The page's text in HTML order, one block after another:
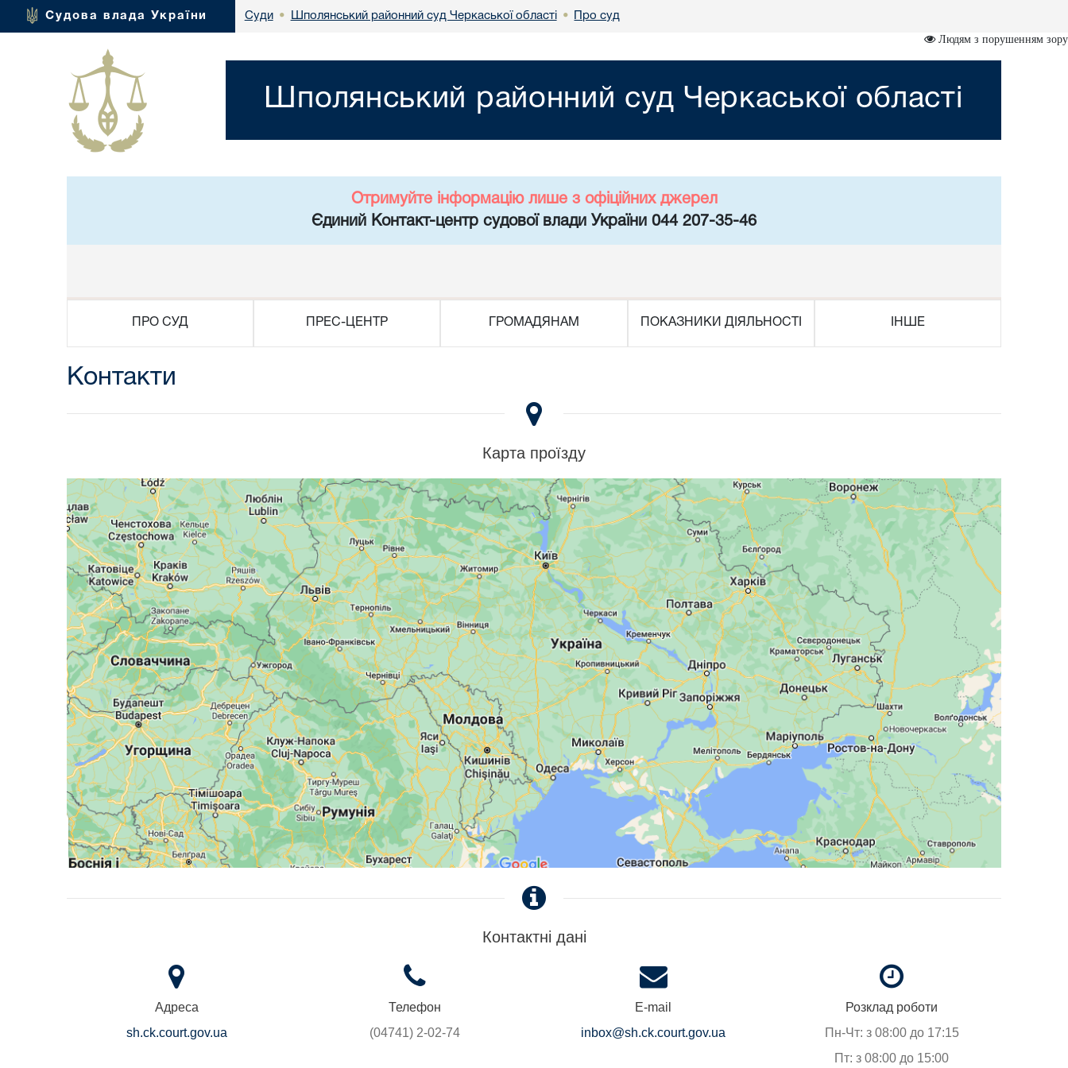
Судова влада України Суди • Шполянський районний суд Черкаської області • Про суд
Людям з порушенням зору
Шполянський районний суд Черкаської області
Отримуйте інформацію лише з офіційних джерел
Єдиний Контакт-центр судової влади України 044 207-35-46
ПРО СУД ПРЕС-ЦЕНТР ГРОМАДЯНАМ ПОКАЗНИКИ ДІЯЛЬНОСТІ ІНШЕ
Контакти
Карта проїзду
Контактні дані
Адреса
sh.ck.court.gov.ua
Телефон
(04741) 2-02-74
E-mail
inbox@sh.ck.court.gov.ua
Розклад роботи
Пн-Чт: з 08:00 до 17:15
Пт: з 08:00 до 15:00